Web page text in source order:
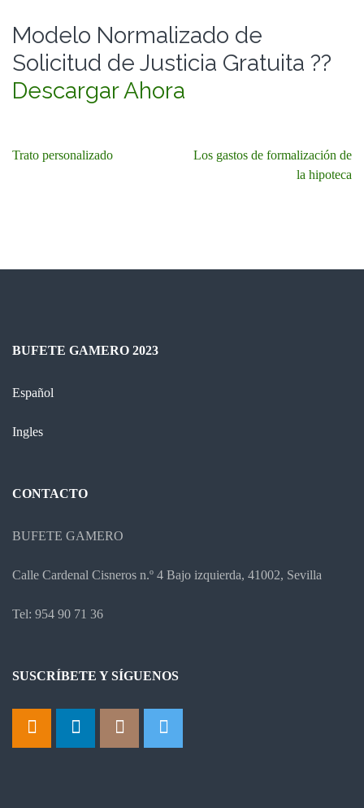
Modelo Normalizado de
Solicitud de Justicia Gratuita ??
Descargar Ahora
Navegación
Trato personalizado
Los gastos de formalización de
la hipoteca
BUFETE GAMERO 2023
Español
Ingles
CONTACTO
BUFETE GAMERO
Calle Cardenal Cisneros n.º 4 Bajo izquierda, 41002, Sevilla
Tel: 954 90 71 36
SUSCRÍBETE Y SÍGUENOS